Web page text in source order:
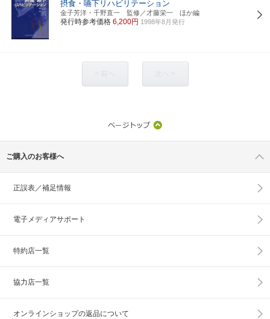
摂食・嚥下リハビリテーション
金子芳洋・千野直一 監修／才藤栄一 ほか編
発行時参考価格 6,200円 1998年8月発行
ご購入のお客様へ
正誤表／補足情報
電子メディアサポート
特約店一覧
協力店一覧
オンラインショップの返品について